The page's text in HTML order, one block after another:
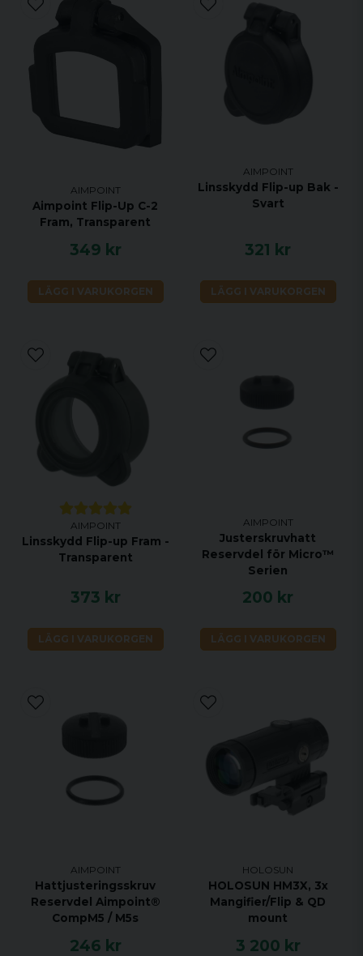
AIMPOINT
Aimpoint Flip-Up C-2
Fram, Transparent
349 kr
LÄGG I VARUKORGEN
AIMPOINT
Linsskydd Flip-up Bak -
Svart
321 kr
LÄGG I VARUKORGEN
AIMPOINT
Linsskydd Flip-up Fram -
Transparent
373 kr
LÄGG I VARUKORGEN
AIMPOINT
Justerskruvhatt
Reservdel för Micro™
Serien
200 kr
LÄGG I VARUKORGEN
AIMPOINT
Hattjusteringsskruv
Reservdel Aimpoint®
CompM5 / M5s
246 kr
HOLOSUN
HOLOSUN HM3X, 3x
Mangifier/Flip & QD
mount
3 200 kr